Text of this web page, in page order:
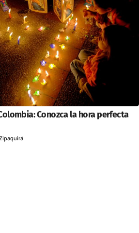
Conozca la hora perfecta